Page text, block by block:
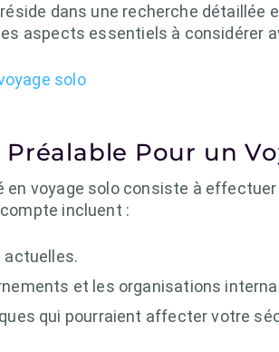
dans une recherche
aspects essentiels à considérer
solo
Pour un
voyage solo consiste à
incluent :
actuelles.
et les organisations
qui pourraient affecter votre